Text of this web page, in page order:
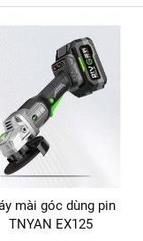
mài góc dùng pin
TNYAN EX125